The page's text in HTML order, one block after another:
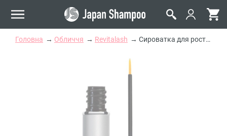
Головна Обличчя Revitalash Сироватка для росту вій Revitalash Advanced